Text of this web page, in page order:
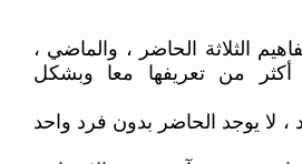
الثلاثة الحاضر ، والماضي ،
أكثر من تعريفها معا وبشكل
، لا يوجد الحاضر بدون فرد واحد